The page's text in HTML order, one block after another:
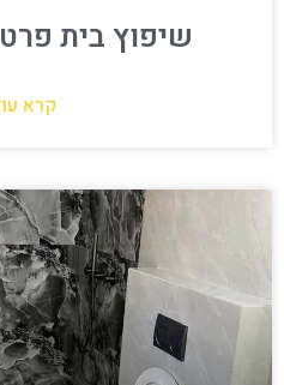
שיפוץ בית
קרא